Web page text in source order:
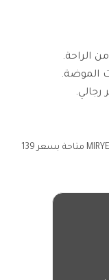
الراحة.
الموضة.
نظارة MIRYEA Photochromic Bifocal Reading Glasses متاحة بسعر 139